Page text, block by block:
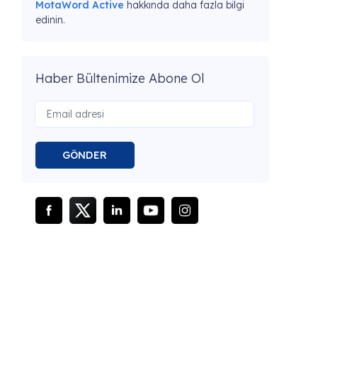
MotaWord Active hakkında daha fazla bilgi
edinin.
Haber Bültenimize Abone Ol
GÖNDER